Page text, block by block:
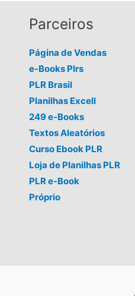
Parceiros
Página de Vendas
e-Books Plrs
PLR Brasil
Planilhas Excell
249 e-Books
Textos Aleatórios
Curso Ebook PLR
Loja de Planilhas PLR
PLR e-Book
Próprio